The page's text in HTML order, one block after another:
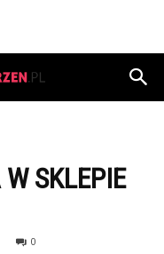
SKLEPIE
0